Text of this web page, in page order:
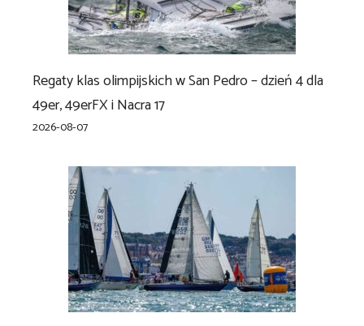
Regaty klas olimpijskich w San Pedro – dzień 4 dla
49er, 49erFX i Nacra 17
2026-08-07